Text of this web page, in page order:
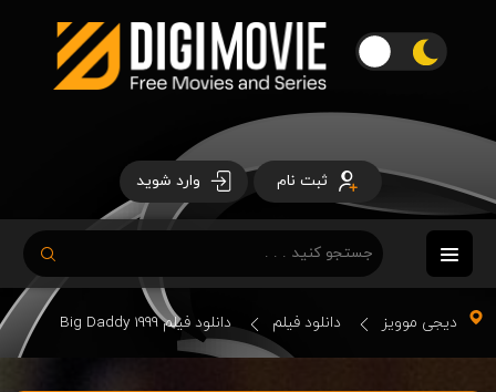
ثبت نام وارد شوید
دیجی موویز دانلود فیلم دانلود فیلم Big Daddy 1999